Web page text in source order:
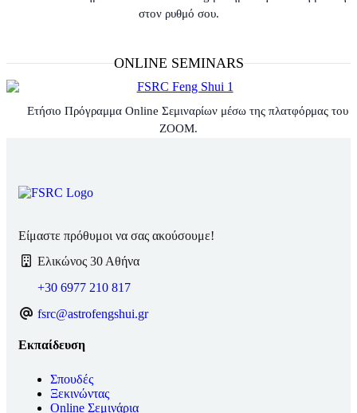
στον ρυθμό σου.
ONLINE SEMINARS
Ετήσιο Πρόγραμμα Online Σεμιναρίων μέσω της πλατφόρμας του
ZOOM.
Είμαστε πρόθυμοι να σας ακούσουμε!
Ελικώνος 30 Αθήνα
+30 6977 210 817
fsrc@astrofengshui.gr
Εκπαίδευση
Σπουδές
Ξεκινώντας
Online Σεμινάρια